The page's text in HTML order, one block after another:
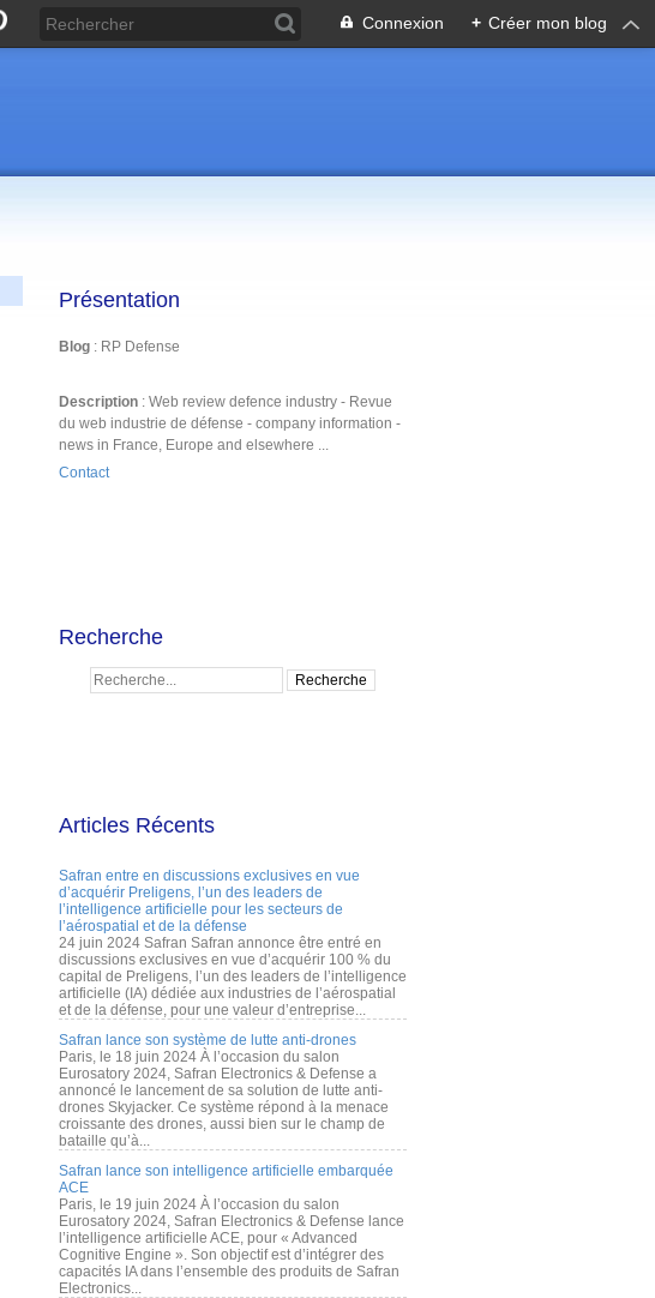
Connexion + Créer mon blog
Présentation
Blog : RP Defense
Description : Web review defence industry - Revue
du web industrie de défense - company information -
news in France, Europe and elsewhere ...
Contact
Recherche
Articles Récents
Safran entre en discussions exclusives en vue
d’acquérir Preligens, l’un des leaders de
l’intelligence artificielle pour les secteurs de
l’aérospatial et de la défense
24 juin 2024 Safran Safran annonce être entré en
discussions exclusives en vue d’acquérir 100 % du
capital de Preligens, l’un des leaders de l’intelligence
artificielle (IA) dédiée aux industries de l’aérospatial
et de la défense, pour une valeur d’entreprise...
Safran lance son système de lutte anti-drones
Paris, le 18 juin 2024 À l’occasion du salon
Eurosatory 2024, Safran Electronics & Defense a
annoncé le lancement de sa solution de lutte anti-
drones Skyjacker. Ce système répond à la menace
croissante des drones, aussi bien sur le champ de
bataille qu’à...
Safran lance son intelligence artificielle embarquée
ACE
Paris, le 19 juin 2024 À l’occasion du salon
Eurosatory 2024, Safran Electronics & Defense lance
l’intelligence artificielle ACE, pour « Advanced
Cognitive Engine ». Son objectif est d’intégrer des
capacités IA dans l’ensemble des produits de Safran
Electronics...